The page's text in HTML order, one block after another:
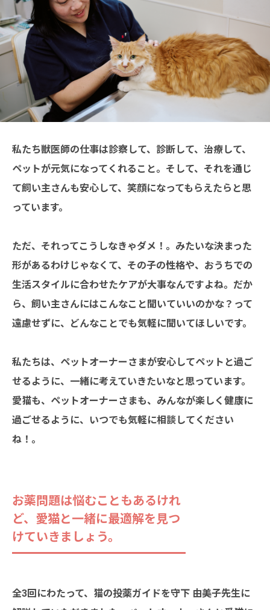
私たち獣医師の仕事は診察して、診断して、治療して、
ペットが元気になってくれること。そして、それを通じ
て飼い主さんも安心して、笑顔になってもらえたらと思
っています。
ただ、それってこうしなきゃダメ！。みたいな決まった
形があるわけじゃなくて、その子の性格や、おうちでの
生活スタイルに合わせたケアが大事なんですよね。だか
ら、飼い主さんにはこんなこと聞いていいのかな？って
遠慮せずに、どんなことでも気軽に聞いてほしいです。
私たちは、ペットオーナーさまが安心してペットと過ご
せるように、一緒に考えていきたいなと思っています。
愛猫も、ペットオーナーさまも、みんなが楽しく健康に
過ごせるように、いつでも気軽に相談してください
ね！。
お薬問題は悩むこともあるけれ
ど、愛猫と一緒に最適解を見つ
けていきましょう。
全3回にわたって、猫の投薬ガイドを守下 由美子先生に